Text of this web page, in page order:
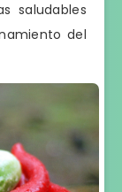
saludables
del